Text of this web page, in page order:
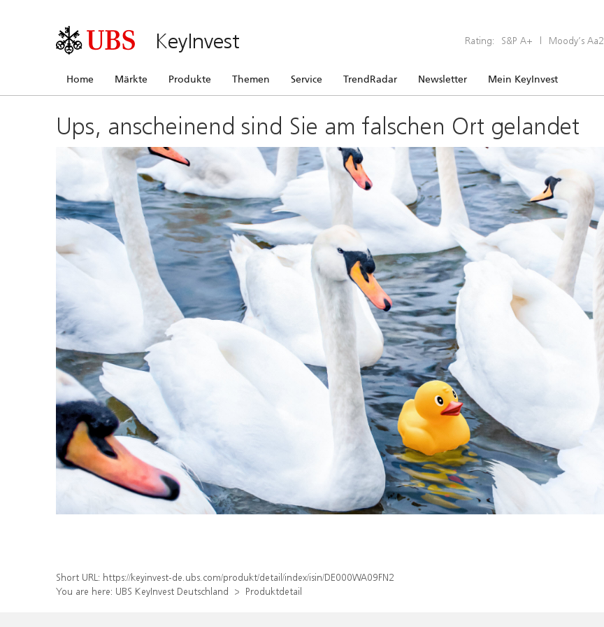
KeyInvest Rating: S&P A+ | Moody’s Aa2
Home Märkte Produkte Themen Service TrendRadar Newsletter Mein KeyInvest
Ups, anscheinend sind Sie am falschen Ort gelandet
Short URL: https://keyinvest-de.ubs.com/produkt/detail/index/isin/DE000WA09FN2
You are here: UBS KeyInvest Deutschland Produktdetail